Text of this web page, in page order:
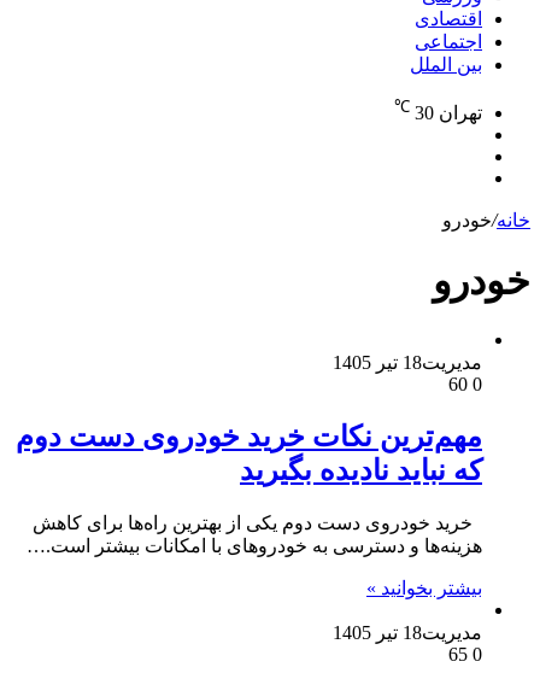
اقتصادی
اجتماعی
بین الملل
تهران 30
℃
خانه/خودرو
خودرو
مدیریت18 تیر 1405
0
مهم‌ترین نکات خرید خودروی دست دوم
که نباید نادیده بگیرید
خرید خودروی دست دوم یکی از بهترین راه‌ها برای کاهش
هزینه‌ها و دسترسی به خودروهای با امکانات بیشتر است.…
بیشتر بخوانید »
مدیریت18 تیر 1405
0